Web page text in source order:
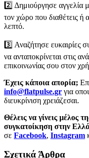
2️⃣ Δημιούργησε αγγελία
τον χώρο που διαθέτεις ή
λεπτό.
3️⃣ Αναζήτησε ευκαιρίες
να ανταποκρίνεται στις
επικοινωνίας σου στον
Έχεις κάποια απορία;
info@flatpulse.gr για
διευκρίνιση χρειάζεσαι.
Θέλεις να γίνεις μέλος
συγκατοίκηση στην
σε Facebook, Instagram
Σχετικά Άρθρα